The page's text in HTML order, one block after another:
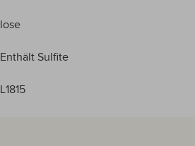
lose
Enthält Sulfite
L1815